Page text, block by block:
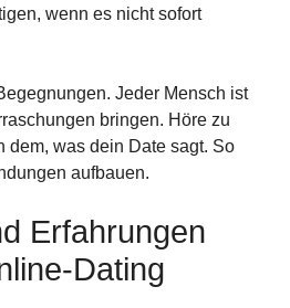
wenn es nicht sofort
Jeder Mensch ist
bringen. Höre zu
dem, was dein Date sagt. So
aufbauen.
Erfahrungen
Dating